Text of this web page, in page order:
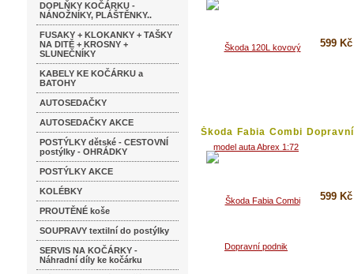
DOPLŇKY KOČÁRKU -
NÁNOŽNÍKY, PLÁŠTĚNKY..
FUSAKY + KLOKANKY + TAŠKY
NA DITĚ + KROSNY +
SLUNEČNÍKY
KABELY KE KOČÁRKU a
BATOHY
AUTOSEDAČKY
AUTOSEDAČKY AKCE
POSTÝLKY dětské - CESTOVNÍ
postýlky - OHRÁDKY
POSTÝLKY AKCE
KOLÉBKY
PROUTĚNÉ koše
SOUPRAVY textilní do postýlky
SERVIS NA KOČÁRKY -
Náhradní díly ke kočárku
599 Kč
Škoda Fabia Combi
599 Kč